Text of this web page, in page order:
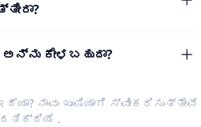
ಅನ್ನು ಕೇಳಬಹುದಾ?
ನಾವು ಖುಷಿಯಾಗಿ ಸ್ವೀಕರಿಸುತ್ತೇವೆ
.